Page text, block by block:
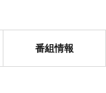
番組情報